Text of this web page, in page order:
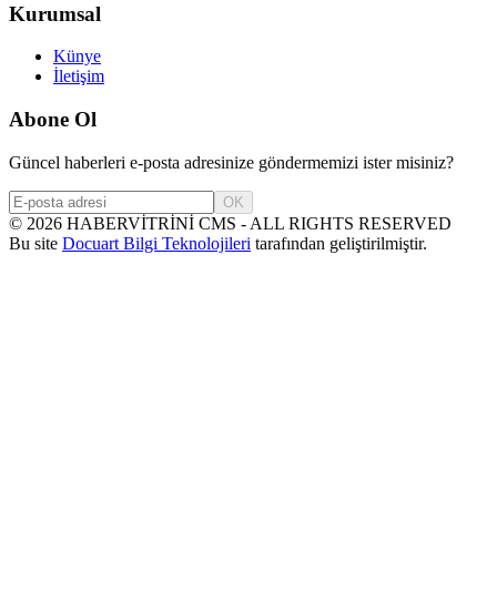
Kurumsal
Künye
İletişim
Abone Ol
Güncel haberleri e-posta adresinize göndermemizi ister misiniz?
OK
© 2026 HABERVİTRİNİ CMS - ALL RIGHTS RESERVED
Bu site Docuart Bilgi Teknolojileri tarafından geliştirilmiştir.